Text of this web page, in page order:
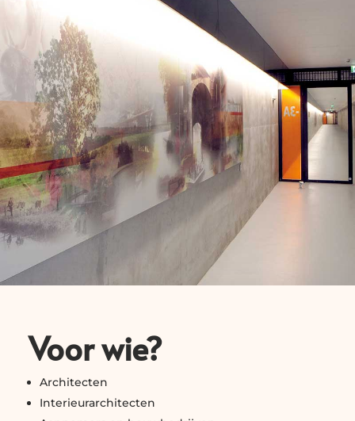
Voor wie?
Architecten
Interieurarchitecten